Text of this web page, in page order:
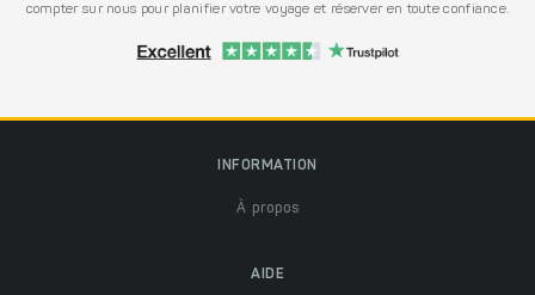
compter sur nous pour planifier votre voyage et réserver en toute confiance.
INFORMATION
À propos
AIDE